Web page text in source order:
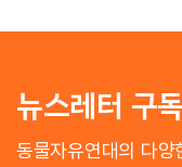
뉴스레터 구
동물자유연대의 다